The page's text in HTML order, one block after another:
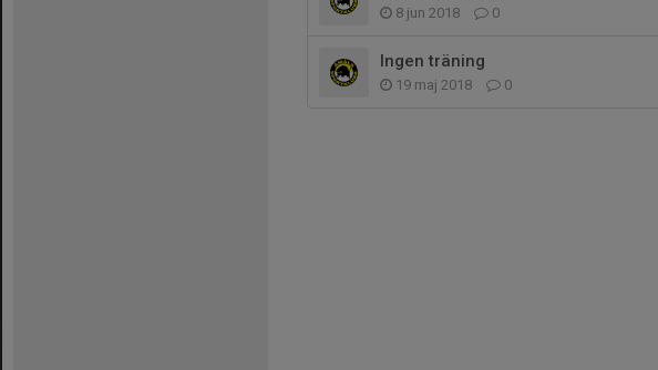
8 jun 2018 0
Ingen träning
19 maj 2018 0